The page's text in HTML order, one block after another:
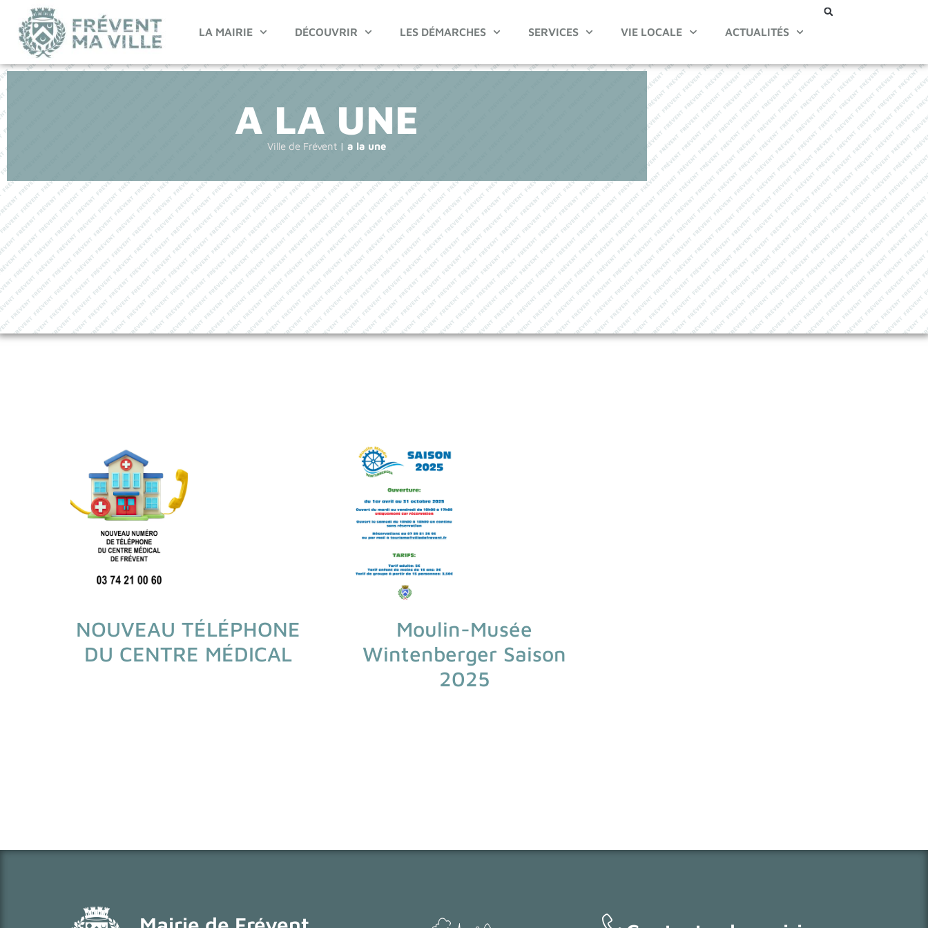
LA MAIRIE DÉCOUVRIR LES DÉMARCHES SERVICES VIE LOCALE ACTUALITÉS
A LA UNE
Ville de Frévent |a la une
NOUVEAU TÉLÉPHONE
DU CENTRE MÉDICAL
Moulin-Musée
Wintenberger Saison
2025